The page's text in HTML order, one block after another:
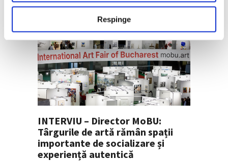
Respinge
INTERVIU – Director MoBU:
Târgurile de artă rămân spații
importante de socializare și
experiență autentică